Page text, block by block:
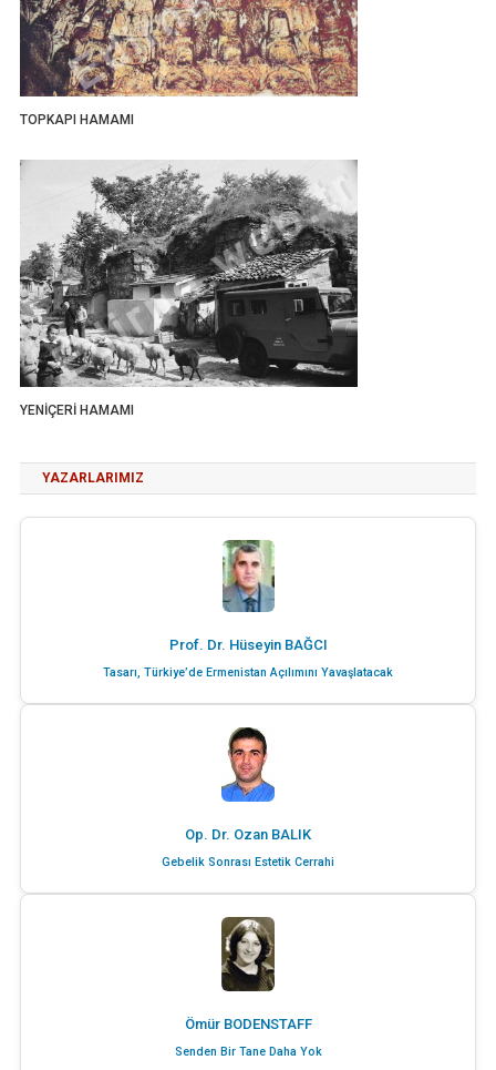
TOPKAPI HAMAMI
YENİÇERİ HAMAMI
YAZARLARIMIZ
Prof. Dr. Hüseyin BAĞCI
Tasarı, Türkiye’de Ermenistan Açılımını Yavaşlatacak
Op. Dr. Ozan BALIK
Gebelik Sonrası Estetik Cerrahi
Ömür BODENSTAFF
Senden Bir Tane Daha Yok